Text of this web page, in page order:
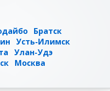
Братск
Усть-Илимск
Улан-Удэ
Москва